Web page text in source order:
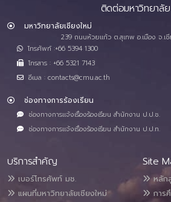
ติดต่อมหาวิทยาลัย
มหาวิทยาลัยเชียงใหม่
239 ถนนห้วยแก้ว ต.สุเทพ อ.เมือง จ.เ
โทรศัพท์ :+66 5394 1300
โทรสาร : +66 5321 7143
อีเมล : contacts@cmu.ac.th
ช่องทางการร้องเรียน
ช่องทางการแจ้งเรื่องร้องเรียน สำนักงาน ป.ป.ช.
ช่องทางการแจ้งเรื่องร้องเรียน สำนักงาน ป.ป.ท.
บริการสำคัญ
เบอร์โทรศัพท์ มช.
แผนที่มหาวิทยาลัยเชียงใหม่
Site
หลัก
การ